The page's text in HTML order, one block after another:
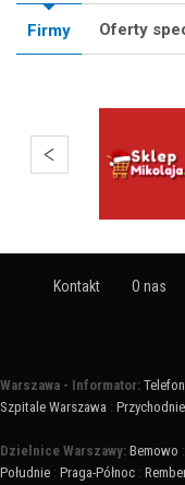
Firmy Oferty
Kontakt O nas
Warszawa - Informator:
Szpitale Warszawa :
Dzielnice Warszawy: Bemowo :
Południe : Praga-Północ :